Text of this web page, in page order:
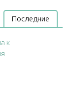
Последние